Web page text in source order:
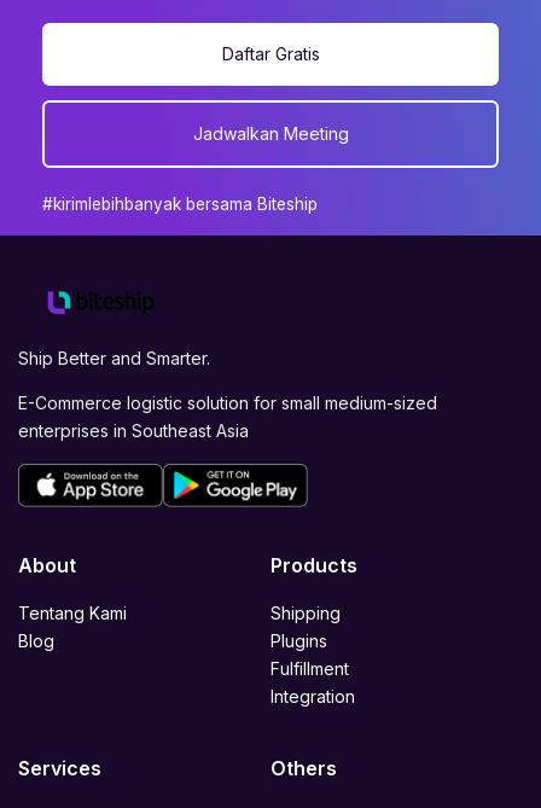
Daftar Gratis
Jadwalkan Meeting
#kirimlebihbanyak bersama Biteship
Ship Better and Smarter.
E-Commerce logistic solution for small medium-sized
enterprises in Southeast Asia
About
Tentang Kami
Blog
Products
Shipping
Plugins
Fulfillment
Integration
Services Others